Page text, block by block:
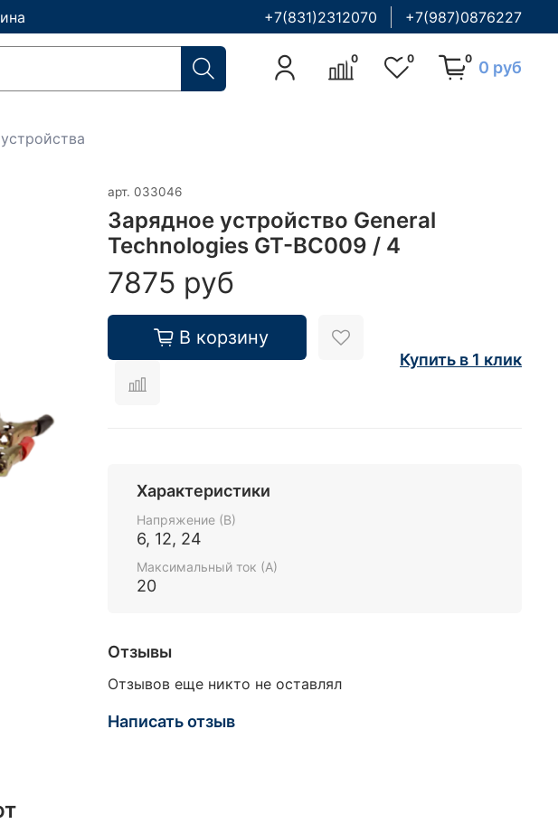
+7(831)2312070 +7(987)0876227
0 0 0 0 руб
арт. 033046
Зарядное устройство General
Technologies GT-BC009 / 4
7875 руб
В корзину
Купить в 1 клик
Характеристики
Напряжение (В)
6, 12, 24
Максимальный ток (А)
20
Отзывы
Отзывов еще никто не оставлял
Написать отзыв